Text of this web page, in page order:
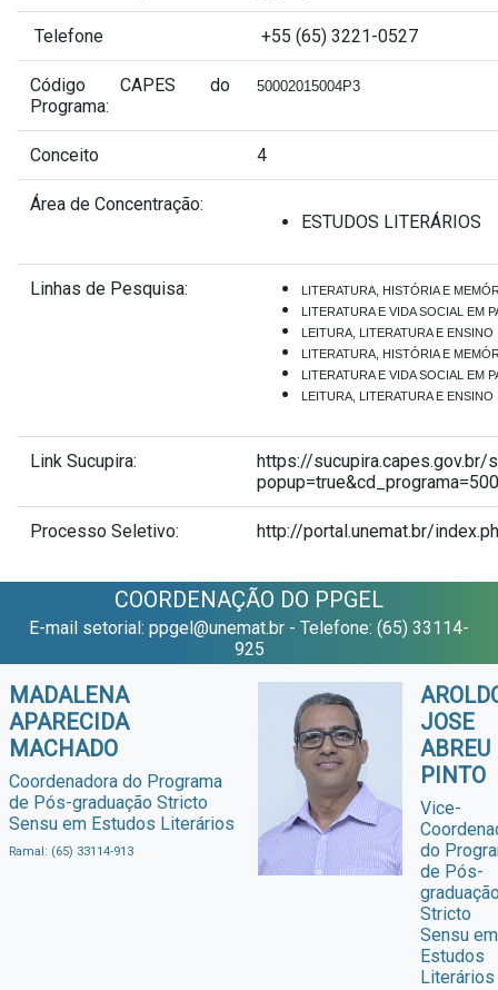
Telefone +55 (65) 3221-0527
Código CAPES do
Programa:
50002015004P3
Conceito 4
Área de Concentração:
ESTUDOS LITERÁRIOS
Linhas de Pesquisa:
LITERATURA, HISTÓRIA E
LITERATURA E VIDA SOCIAL EM
LEITURA, LITERATURA E ENSINO
LITERATURA, HISTÓRIA E
LITERATURA E VIDA SOCIAL EM
LEITURA, LITERATURA E ENSINO
Link Sucupira:
https://
Processo Seletivo: http://portal.unemat.br/
COORDENAÇÃO DO PPGEL
E-mail setorial: ppgel@unemat.br - Telefone: (65) 33114-
925
MADALENA
APARECIDA
MACHADO
Coordenadora do Programa
de Pós-graduação Stricto
Sensu em Estudos Literários
Ramal: (65) 33114-913
JOSE
ABREU
PINTO
Vice-
do
de Pós-
Stricto
Sensu em
Estudos
Literários